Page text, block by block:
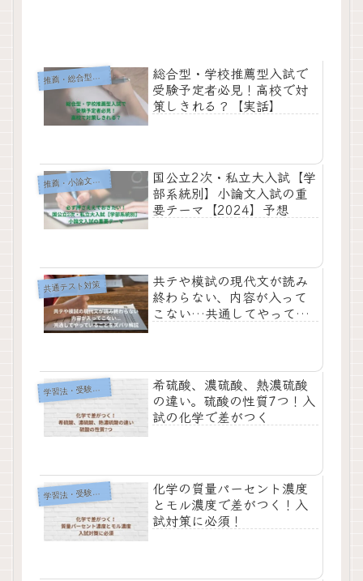
推薦・総合型・指定校
総合型・学校推薦型入試で
受験予定者必見！高校で対
策しきれる？【実話】
推
薦・小論文・面接
国公立2次・私立大入試【学
部系統別】小論文入試の重
要テーマ【2024】予想
共通テスト対策
共テや模試の現代文が読み
終わらない、内容が入って
こない…共通してやってい
学習法・受験勉強テクニック
希硫酸、濃硫酸、熱濃硫酸
の違い。硫酸の性質7つ！入
試の化学で差がつく
学習法・受験勉強テクニック
化学の質量パーセント濃度
とモル濃度で差がつく！入
試対策に必須！